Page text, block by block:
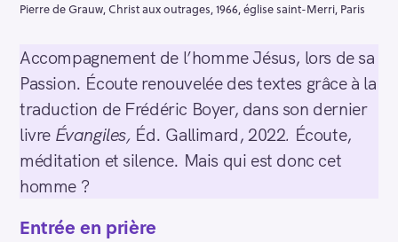
Pierre de Grauw, Christ aux outrages, 1966, église saint-Merri, Paris
Accompagnement de l’homme Jésus, lors de sa
Passion. Écoute renouvelée des textes grâce à la
traduction de Frédéric Boyer, dans son dernier
livre Évangiles, Éd. Gallimard, 2022. Écoute,
méditation et silence. Mais qui est donc cet
homme ?
Entrée en prière